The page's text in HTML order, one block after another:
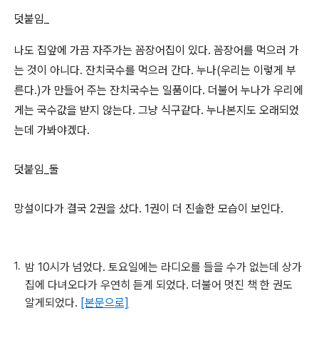
덧붙임_
나도 집앞에 가끔 자주가는 꼼장어집이 있다. 꼼장어를 먹으러 가
는 것이 아니다. 잔치국수를 먹으러 간다. 누나(우리는 이렇게 부
른다.)가 만들어 주는 잔치국수는 일품이다. 더불어 누나가 우리에
게는 국수값을 받지 않는다. 그냥 식구같다. 누나본지도 오래되었
는데 가봐야겠다.
덧붙임_둘
망설이다가 결국 2권을 샀다. 1권이 더 진솔한 모습이 보인다.
밤 10시가 넘었다. 토요일에는 라디오를 들을 수가 없는데 상가
집에 다녀오다가 우연히 듣게 되었다. 더불어 멋진 책 한 권도
알게되었다. [본문으로]